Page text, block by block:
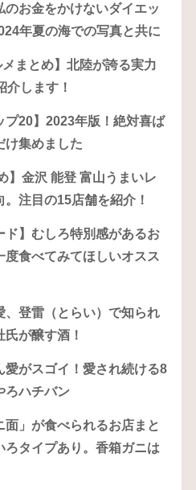
のお金をかけないダイエッ
年夏の海での写真と共に
メまとめ】北陸が誇る実力
介します！
プ20】2023年版！絶対喜ば
け集めました
】金沢 能登 富山うまいレ
注目の15店舗を紹介！
ド】むしろ特別感があるお
食べてみてほしいオスス
、登雷（とらい）で知られ
が醸す酒！
愛がスゴイ！愛され続ける8
ろハチバン
」が食べられるお店まと
タイプあり。香箱ガニは